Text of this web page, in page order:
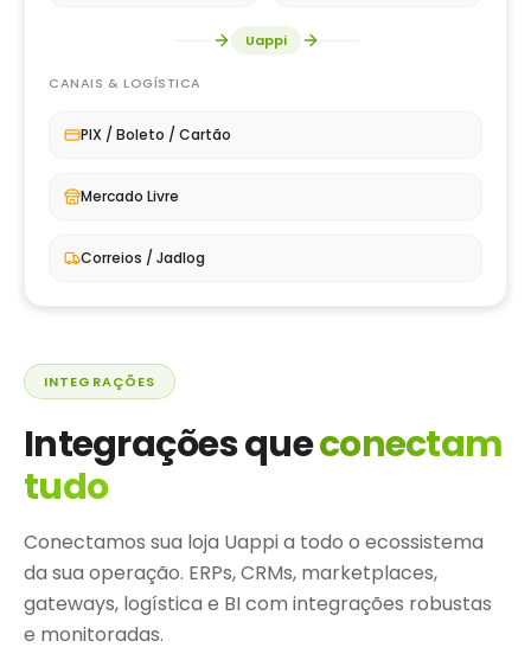
Uappi
CANAIS & LOGÍSTICA
PIX / Boleto / Cartão
Mercado Livre
Correios / Jadlog
INTEGRAÇÕES
Integrações queconectam
tudo
Conectamos sua loja Uappi a todo o ecossistema
da sua operação. ERPs, CRMs, marketplaces,
gateways, logística e BI com integrações robustas
e monitoradas.